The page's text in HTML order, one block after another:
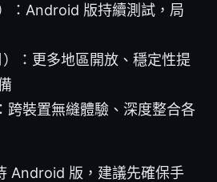
：Android 版持續測試，局
：更多地區開放、穩定性提
跨裝置無縫體驗、深度整合各
Android 版，建議先確保手